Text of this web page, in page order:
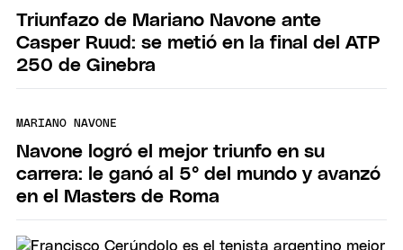
Triunfazo de Mariano Navone ante
Casper Ruud: se metió en la final del ATP
250 de Ginebra
MARIANO NAVONE
Navone logró el mejor triunfo en su
carrera: le ganó al 5° del mundo y avanzó
en el Masters de Roma